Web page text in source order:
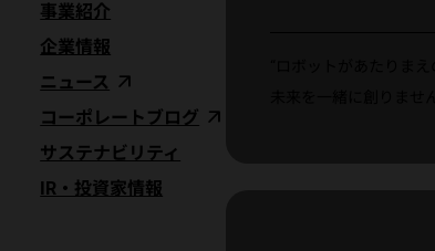
事業紹介
企業情報
ニュース
コーポレートブログ
サステナビリティ
IR・投資家情報